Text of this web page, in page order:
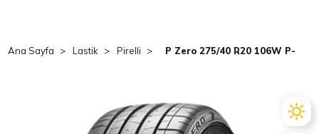
Ana Sayfa Lastik Pirelli P Zero 275/40 R20 106W P-